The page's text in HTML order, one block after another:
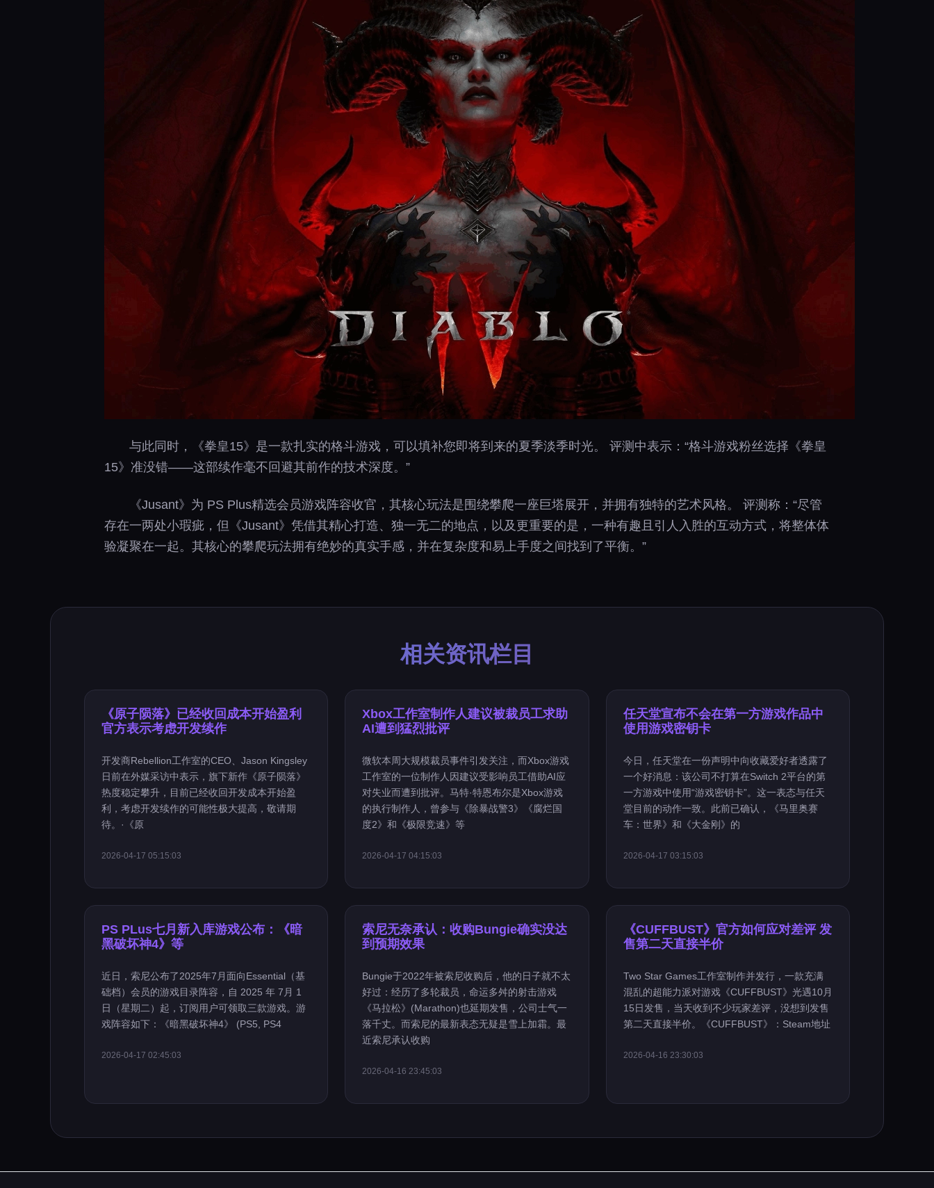
与此同时，《拳皇15》是一款扎实的格斗游戏，可以填补您即将到来的夏季淡季时光。 评测中表示：“格斗游戏粉丝选择《拳皇
15》准没错——这部续作毫不回避其前作的技术深度。”
《Jusant》为 PS Plus精选会员游戏阵容收官，其核心玩法是围绕攀爬一座巨塔展开，并拥有独特的艺术风格。 评测称：“尽管
存在一两处小瑕疵，但《Jusant》凭借其精心打造、独一无二的地点，以及更重要的是，一种有趣且引人入胜的互动方式，将整体体
验凝聚在一起。其核心的攀爬玩法拥有绝妙的真实手感，并在复杂度和易上手度之间找到了平衡。”
相关资讯栏目
《原子陨落》已经收回成本开始盈利
官方表示考虑开发续作
开发商Rebellion工作室的CEO、Jason Kingsley
日前在外媒采访中表示，旗下新作《原子陨落》
热度稳定攀升，目前已经收回开发成本开始盈
利，考虑开发续作的可能性极大提高，敬请期
待。·《原
2026-04-17 05:15:03
Xbox工作室制作人建议被裁员工求助
AI遭到猛烈批评
微软本周大规模裁员事件引发关注，而Xbox游戏
工作室的一位制作人因建议受影响员工借助AI应
对失业而遭到批评。马特·特恩布尔是Xbox游戏
的执行制作人，曾参与《除暴战警3》《腐烂国
度2》和《极限竞速》等
2026-04-17 04:15:03
任天堂宣布不会在第一方游戏作品中
使用游戏密钥卡
今日，任天堂在一份声明中向收藏爱好者透露了
一个好消息：该公司不打算在Switch 2平台的第
一方游戏中使用“游戏密钥卡”。这一表态与任天
堂目前的动作一致。此前已确认，《马里奥赛
车：世界》和《大金刚》的
2026-04-17 03:15:03
PS PLus七月新入库游戏公布：《暗
黑破坏神4》等
近日，索尼公布了2025年7月面向Essential（基
础档）会员的游戏目录阵容，自 2025 年 7月 1
日（星期二）起，订阅用户可领取三款游戏。游
戏阵容如下：《暗黑破坏神4》 (PS5, PS4
2026-04-17 02:45:03
索尼无奈承认：收购Bungie确实没达
到预期效果
Bungie于2022年被索尼收购后，他的日子就不太
好过：经历了多轮裁员，命运多舛的射击游戏
《马拉松》(Marathon)也延期发售，公司士气一
落千丈。而索尼的最新表态无疑是雪上加霜。最
近索尼承认收购
2026-04-16 23:45:03
《CUFFBUST》官方如何应对差评 发
售第二天直接半价
Two Star Games工作室制作并发行，一款充满
混乱的超能力派对游戏《CUFFBUST》光遇10月
15日发售，当天收到不少玩家差评，没想到发售
第二天直接半价。《CUFFBUST》：Steam地址
2026-04-16 23:30:03